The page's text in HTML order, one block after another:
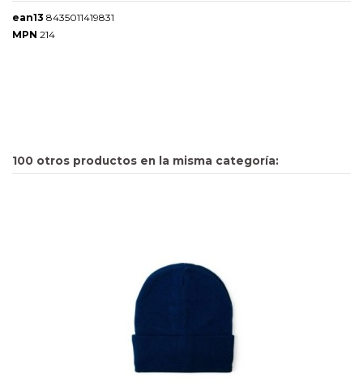
ean13 8435011419831
MPN 214
100 otros productos en la misma categoría: